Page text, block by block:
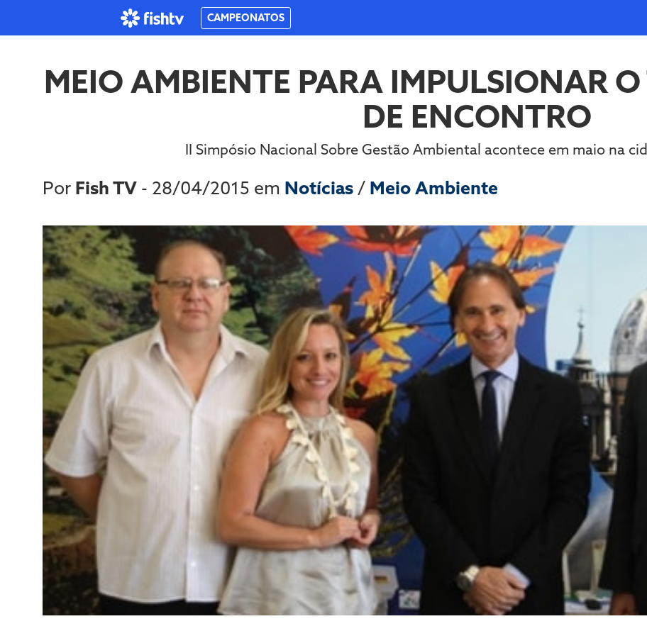
CAMPEONATOS
MEIO AMBIENTE PARA IMPULSIONAR
DE ENCONTRO
II Simpósio Nacional Sobre Gestão Ambiental acontece em maio na
Por Fish TV - 28/04/2015 em Notícias/ Meio Ambiente